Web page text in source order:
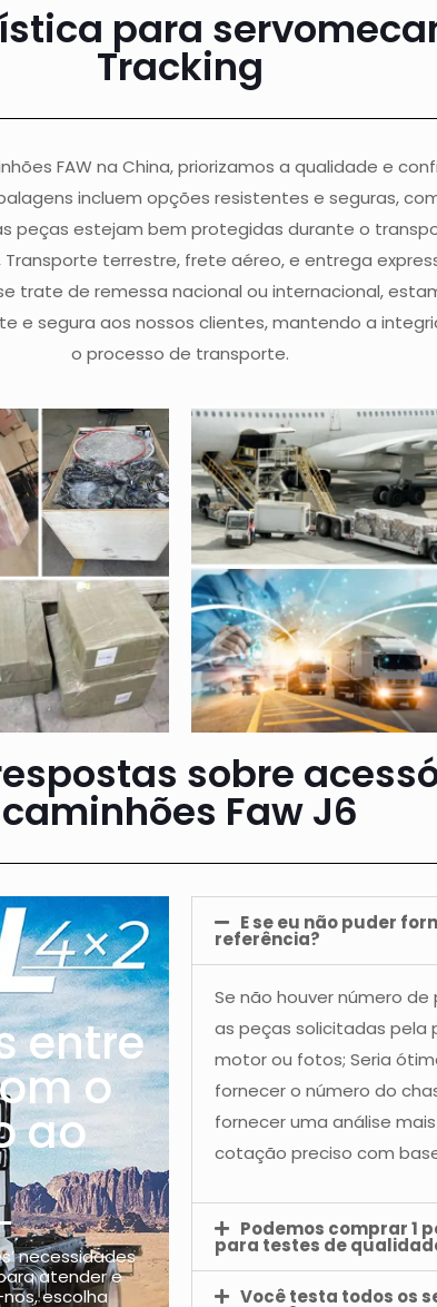
para
Tracking
FAW na China, priorizamos a qualidade e
incluem opções resistentes e seguras,
peças estejam bem protegidas durante o
terrestre, frete aéreo, e entrega
trate de remessa nacional ou internacional,
e segura aos nossos clientes, mantendo a
o processo de transporte.
sobre
caminhões Faw J6
entre
o
ao
necessidades
atender e
escolha
E se eu não puder
referência?
Se não houver número
as peças solicitadas
motor ou fotos; Seria
fornecer o número do
fornecer uma análise
cotação preciso com
Podemos comprar 1
para testes de
Você testa todos os